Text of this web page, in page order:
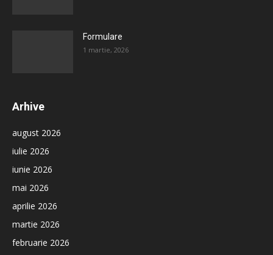
Formulare
1 martie, 2026
Arhive
august 2026
iulie 2026
iunie 2026
mai 2026
aprilie 2026
martie 2026
februarie 2026